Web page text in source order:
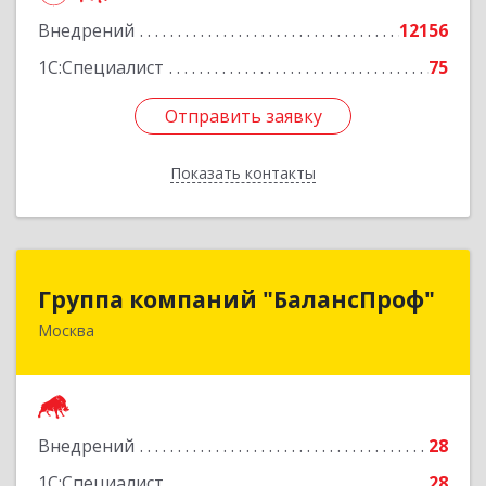
Внедрений
12156
1С:Специалист
75
Отправить заявку
Показать контакты
Отправить заявку
Назад
Группа компаний "БалансПроф"
Москва
Внедрений
28
Группа компаний "БалансПроф"
127238, Москва г, Локомотивный проезд, дом